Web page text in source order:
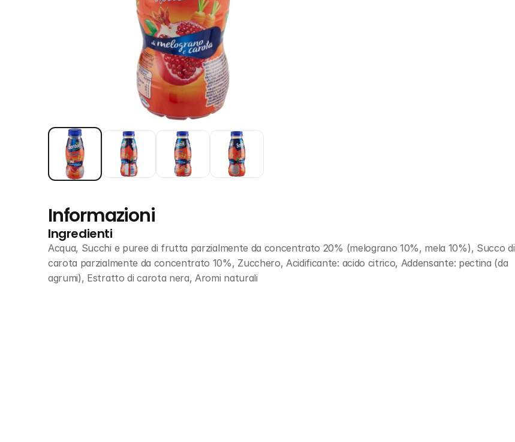
Informazioni
Ingredienti
Acqua, Succhi e puree di frutta parzialmente da concentrato 20% (melograno 10%, mela 10%), Succo di
carota parzialmente da concentrato 10%, Zucchero, Acidificante: acido citrico, Addensante: pectina (da
agrumi), Estratto di carota nera, Aromi naturali